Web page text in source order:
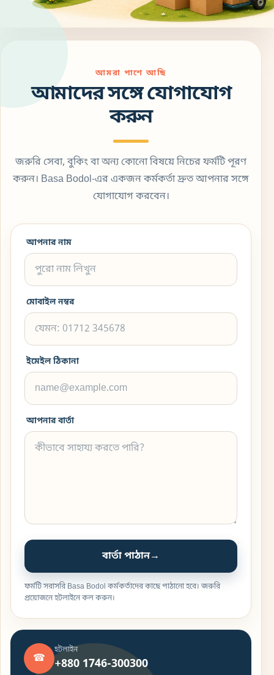
আমরা পাশে আছি
আমাদের সঙ্গে যোগাযোগ
করুন
জরুরি সেবা, বুকিং বা অন্য কোনো বিষয়ে নিচের ফর্মটি পূরণ
করুন। Basa Bodol-এর একজন কর্মকর্তা দ্রুত আপনার সঙ্গে
যোগাযোগ করবেন।
আপনার নাম
মোবাইল নম্বর
ইমেইল ঠিকানা
আপনার বার্তা
বার্তা পাঠান→
ফর্মটি সরাসরি Basa Bodol কর্মকর্তাদের কাছে পাঠানো হবে। জরুরি
প্রয়োজনে হটলাইনে কল করুন।
☎
হটলাইন
+880 1746-300300